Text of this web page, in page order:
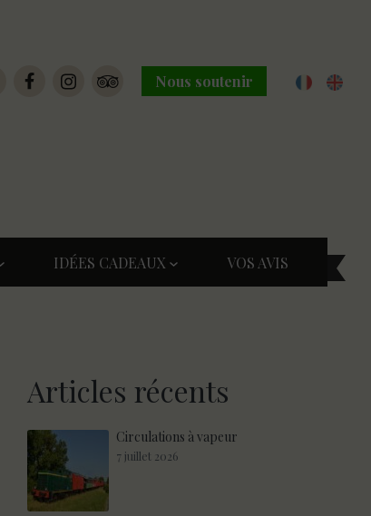
Nous soutenir
IDÉES CADEAUX VOS AVIS
Articles récents
Circulations à vapeur
7 juillet 2026